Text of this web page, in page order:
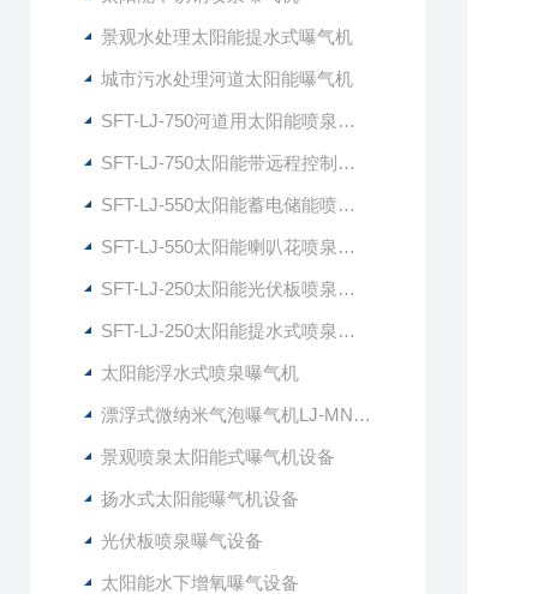
景观水处理太阳能提水式曝气机
城市污水处理河道太阳能曝气机
SFT-LJ-750河道用太阳能喷泉式曝气机
SFT-LJ-750太阳能带远程控制喷泉曝气机
SFT-LJ-550太阳能蓄电储能喷泉曝气机
SFT-LJ-550太阳能喇叭花喷泉曝气机
SFT-LJ-250太阳能光伏板喷泉曝气机
SFT-LJ-250太阳能提水式喷泉曝气机
太阳能浮水式喷泉曝气机
漂浮式微纳米气泡曝气机LJ-MNG7500
景观喷泉太阳能式曝气机设备
扬水式太阳能曝气机设备
光伏板喷泉曝气设备
太阳能水下增氧曝气设备